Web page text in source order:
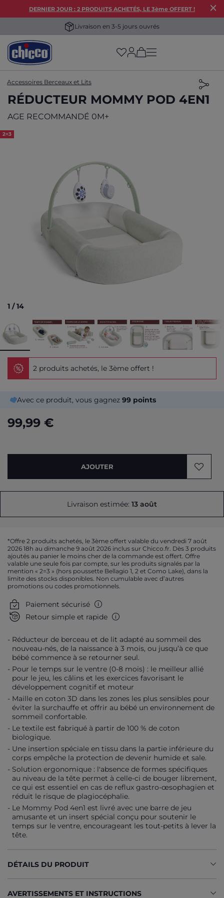
DERNIER JOUR : 2 PRODUITS ACHETÉS, LE 3ème OFFERT !
Une remise immédiate de 10 € pour vous !
(has more options
Accessoires Berceaux et Lits
RÉDUCTEUR MOMMY POD 4EN1
AGE RECOMMANDÉ 0M+
2=3
1 /14
2 produits achetés, le 3ème offert !
Avec ce produit, vous gagnez 99 points
99,99 €
AJOUTER
Livraison estimée: 13 août
*Offre 2 produits achetés, le 3ème offert valable du vendredi 7 août
2026 18h au dimanche 9 août 2026 inclus sur Chicco.fr. Dès 3 produits
ajoutés au panier le moins cher de la commande est offert. Offre
valable une seule fois par compte, sur les produits signalés par la
mention « 2=3 » (hors poussette Bellagio 1, 2 et Como Lake), dans la
limite des stocks disponibles. Non cumulable avec d’autres
promotions ou codes promotionnels.
Paiement sécurisé
Retour simple et rapide
Réducteur de berceau et de lit adapté au sommeil des
nouveau-nés, de la naissance à 3 mois, ou jusqu’à ce que
bébé commence à se retourner seul.
Pour le temps sur le ventre (0-8 mois) : le meilleur allié
pour le jeu, les câlins et les exercices favorisant le
développement cognitif et moteur
Maille en coton 3D dans les zones les plus sensibles pour
éviter la surchauffe et offrir au bébé un environnement de
sommeil confortable.
Le textile est fabriqué à partir de 100 % de coton
biologique.
Une insertion spéciale en tissu dans la partie inférieure du
corps empêche la protection de devenir humide et sale.
Solution ergonomique : l'absence de formes spécifiques
au niveau de la tête permet à celle-ci de bouger librement,
ce qui est essentiel en cas de reflux gastro-œsophagien et
réduit le risque de plagiocéphalie.
Le Mommy Pod 4en1 est livré avec une barre de jeu
amusante et un insert spécial conçu pour soutenir le
temps sur le ventre, encourageant les tout-petits à lever la
tête.
DÉTAILS DU PRODUIT
AVERTISSEMENTS ET INSTRUCTIONS